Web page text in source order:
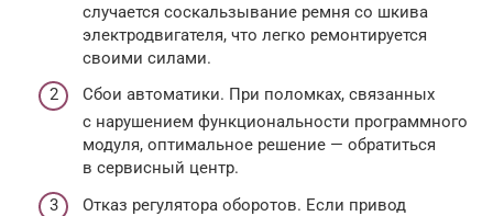
случается соскальзывание ремня со шкива
электродвигателя, что легко ремонтируется
своими силами.
Сбои автоматики. При поломках, связанных
с нарушением функциональности программного
модуля, оптимальное решение — обратиться
в сервисный центр.
Отказ регулятора оборотов. Если привод